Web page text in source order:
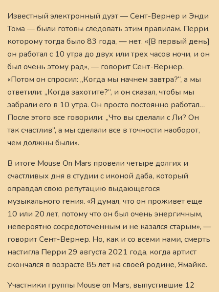
Известный электронный дуэт — Сент-Вернер и Энди
Тома — были готовы следовать этим правилам. Перри,
которому тогда было 83 года, — нет. «[В первый день]
он работал с 10 утра до двух или трех часов ночи, и он
был очень этому рад», — говорит Сент-Вернер.
«Потом он спросил: „Когда мы начнем завтра?“, а мы
ответили: „Когда захотите?“, и он сказал, чтобы мы
забрали его в 10 утра. Он просто постоянно работал…
После этого все говорили: „Что вы сделали с Ли? Он
так счастлив“, а мы сделали все в точности наоборот,
чем должны были».
В итоге Mouse On Mars провели четыре долгих и
счастливых дня в студии с иконой даба, который
оправдал свою репутацию выдающегося
музыкального гения. «Я думал, что он проживет еще
10 или 20 лет, потому что он был очень энергичным,
невероятно сосредоточенным и не казался старым», —
говорит Сент-Вернер. Но, как и со всеми нами, смерть
настигла Перри 29 августа 2021 года, когда артист
скончался в возрасте 85 лет на своей родине, Ямайке.
Участники группы Mouse on Mars, выпустившие 12